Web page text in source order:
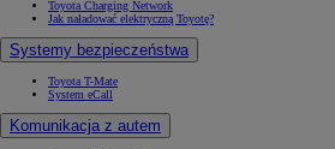
Toyota Charging Network
Jak naładować elektryczną Toyotę?
Systemy bezpieczeństwa
Toyota T-Mate
System eCall
Komunikacja z autem